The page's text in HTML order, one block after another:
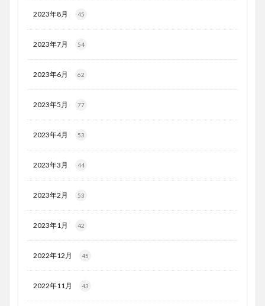
2023年8月 45
2023年7月 54
2023年6月 62
2023年5月 77
2023年4月 53
2023年3月 44
2023年2月 53
2023年1月 42
2022年12月 45
2022年11月 43